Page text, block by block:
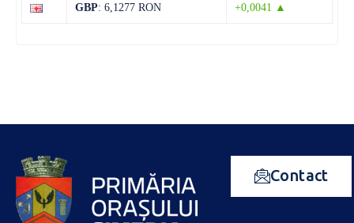
GBP: 6,1277 RON +0,0041 ▲
Contact